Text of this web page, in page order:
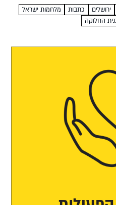
לבירה וצעדו בתהלוכה
ירושלים כתבות
מלחמות ישראל
החלוקה